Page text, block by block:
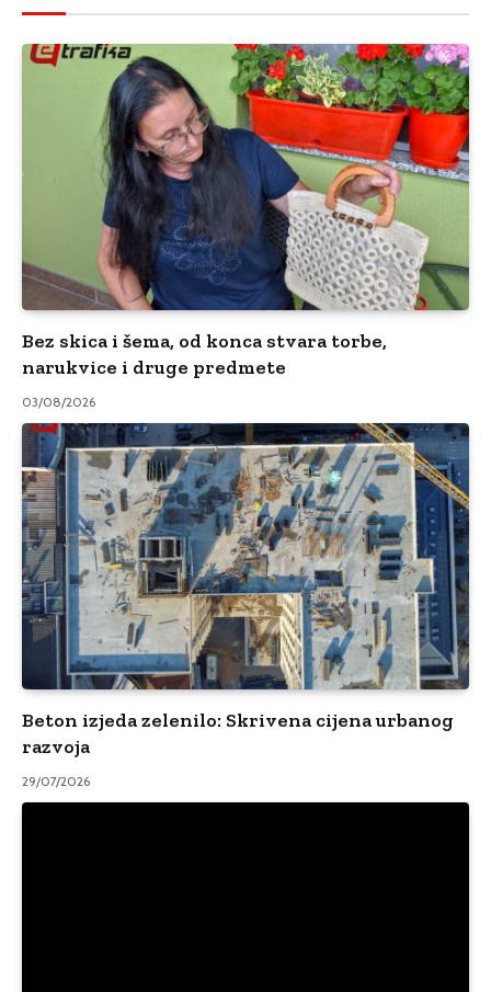
Bez skica i šema, od konca stvara torbe,
narukvice i druge predmete
03/08/2026
Beton izjeda zelenilo: Skrivena cijena urbanog
razvoja
29/07/2026